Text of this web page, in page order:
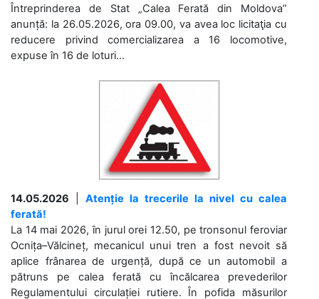
Întreprinderea de Stat „Calea Ferată din Moldova”
anunță: la 26.05.2026, ora 09.00, va avea loc licitaţia cu
reducere privind comercializarea a 16 locomotive,
expuse în 16 de loturi...
14.05.2026
Atenție la trecerile la nivel cu calea
ferată!
La 14 mai 2026, în jurul orei 12.50, pe tronsonul feroviar
Ocnița–Vălcineț, mecanicul unui tren a fost nevoit să
aplice frânarea de urgență, după ce un automobil a
pătruns pe calea ferată cu încălcarea prevederilor
Regulamentului circulației rutiere. În pofida măsurilor